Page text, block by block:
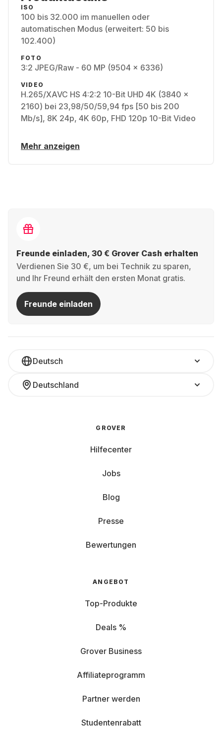
ISO
100 bis 32.000 im manuellen oder
automatischen Modus (erweitert: 50 bis
102.400)
FOTO
3:2 JPEG/Raw - 60 MP (9504 x 6336)
VIDEO
H.265/XAVC HS 4:2:2 10-Bit UHD 4K (3840 x
2160) bei 23,98/50/59,94 fps [50 bis 200
Mb/s], 8K 24p, 4K 60p, FHD 120p 10-Bit Video
Mehr anzeigen
Freunde einladen, 30 € Grover Cash erhalten
Verdienen Sie 30 €, um bei Technik zu sparen,
und Ihr Freund erhält den ersten Monat gratis.
Freunde einladen
Deutsch
Deutschland
GROVER
Hilfecenter
Jobs
Blog
Presse
Bewertungen
ANGEBOT
Top-Produkte
Deals %
Grover Business
Affiliateprogramm
Partner werden
Studentenrabatt